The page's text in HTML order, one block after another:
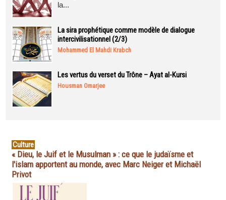
la...
La sira prophétique comme modèle de dialogue
intercivilisationnel (2/3)
Mohammed El Mahdi Krabch
Les vertus du verset du Trône – Ayat al-Kursi
Housman Omarjee
Culture
« Dieu, le Juif et le Musulman » : ce que le judaïsme et
l'islam apportent au monde, avec Marc Neiger et Michaël
Privot